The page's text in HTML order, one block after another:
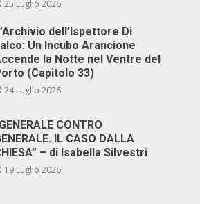
25 Luglio 2026
dell’Ispettore Di
Un Incubo Arancione
la Notte nel Ventre del
(Capitolo 33)
24 Luglio 2026
CONTRO
IL CASO DALLA
– di Isabella Silvestri
19 Luglio 2026